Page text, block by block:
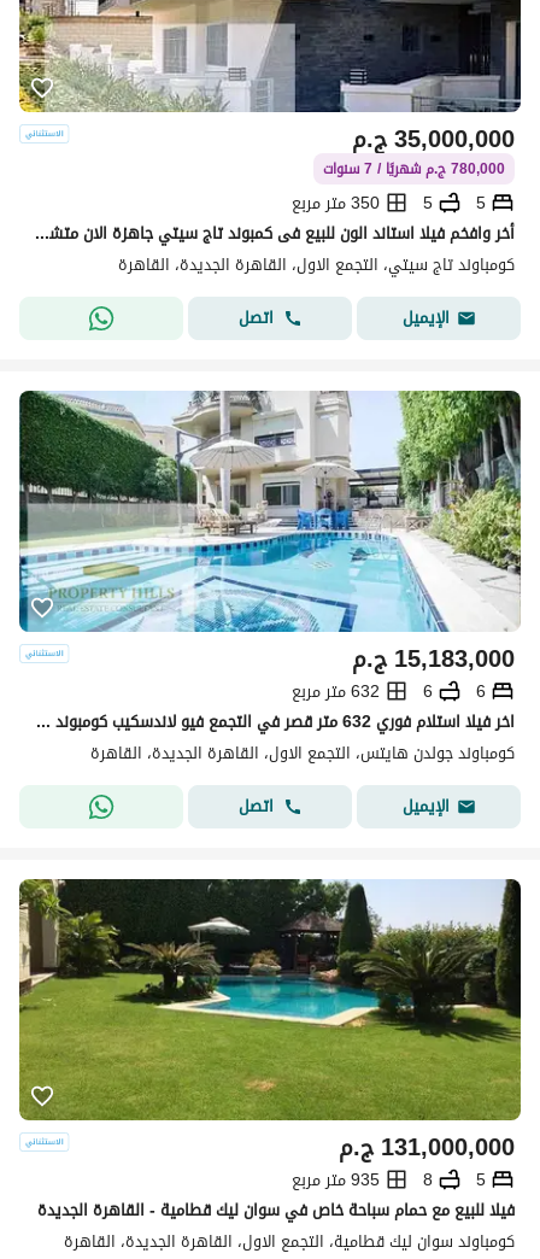
ج.م35,000,000
780,000 ج.م شهريًا / 7 سنوات
5
5
350 متر مربع
أخر وافخم فيلا استاند الون للبيع فى كمبوند تاج سيتي جاهزة الان متشطبة بالكامل بالتكيفات مساحات كبيرة بخصم على الكاش يصل الى 35%
كومباوند تاج سيتي، التجمع الاول، القاهرة الجديدة، القاهرة
الإيميل
اتصل
ج.م15,183,000
6
6
632 متر مربع
اخر فيلا استلام فوري 632 متر قصر في التجمع فيو لاندسكيب كومبوند فيلات فقط امام بوابه الرحاب
كومباوند جولدن هايتس، التجمع الاول، القاهرة الجديدة، القاهرة
الإيميل
اتصل
ج.م131,000,000
5
8
935 متر مربع
فيلا للبيع مع حمام سباحة خاص في سوان ليك قطامية - القاهرة الجديدة
كومباوند سوان ليك قطامية، التجمع الاول، القاهرة الجديدة، القاهرة